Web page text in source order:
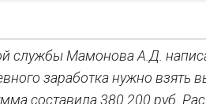
службы Мамонова А.Д.
заработка нужно взять
составила 380 200 руб.